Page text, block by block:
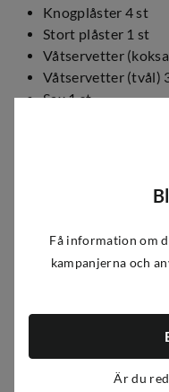
Knogplåster 4 st
Stort plåster 1 st
Våtservetter
Våtservetter (tvål)
Sax 1 st
Elastiskt bandage
PVC handskar 1
Triangulärt
Bandage 1 st
Få information om
kampanjerna och
Är du